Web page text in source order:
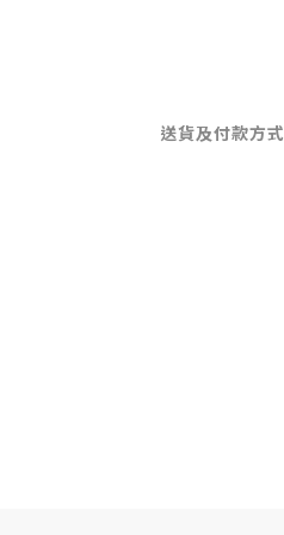
送貨及付款方式